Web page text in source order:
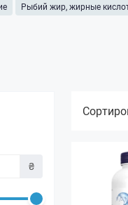
Рыбий жир, жирные
₴